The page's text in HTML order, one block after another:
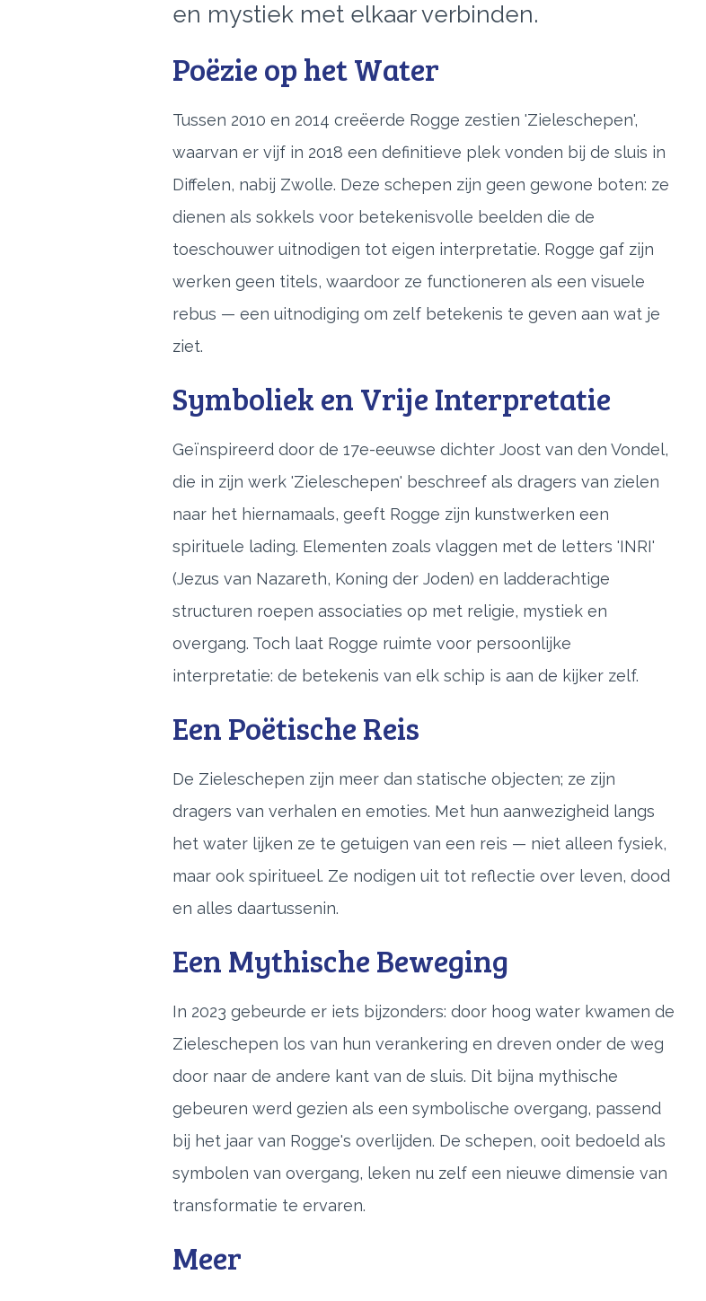
en mystiek met elkaar verbinden.
Poëzie op het Water
Tussen 2010 en 2014 creëerde Rogge zestien 'Zieleschepen',
waarvan er vijf in 2018 een definitieve plek vonden bij de sluis in
Diffelen, nabij Zwolle. Deze schepen zijn geen gewone boten: ze
dienen als sokkels voor betekenisvolle beelden die de
toeschouwer uitnodigen tot eigen interpretatie. Rogge gaf zijn
werken geen titels, waardoor ze functioneren als een visuele
rebus — een uitnodiging om zelf betekenis te geven aan wat je
ziet.
Symboliek en Vrije Interpretatie
Geïnspireerd door de 17e-eeuwse dichter Joost van den Vondel,
die in zijn werk 'Zieleschepen' beschreef als dragers van zielen
naar het hiernamaals, geeft Rogge zijn kunstwerken een
spirituele lading. Elementen zoals vlaggen met de letters 'INRI'
(Jezus van Nazareth, Koning der Joden) en ladderachtige
structuren roepen associaties op met religie, mystiek en
overgang. Toch laat Rogge ruimte voor persoonlijke
interpretatie: de betekenis van elk schip is aan de kijker zelf.
Een Poëtische Reis
De Zieleschepen zijn meer dan statische objecten; ze zijn
dragers van verhalen en emoties. Met hun aanwezigheid langs
het water lijken ze te getuigen van een reis — niet alleen fysiek,
maar ook spiritueel. Ze nodigen uit tot reflectie over leven, dood
en alles daartussenin.
Een Mythische Beweging
In 2023 gebeurde er iets bijzonders: door hoog water kwamen de
Zieleschepen los van hun verankering en dreven onder de weg
door naar de andere kant van de sluis. Dit bijna mythische
gebeuren werd gezien als een symbolische overgang, passend
bij het jaar van Rogge's overlijden. De schepen, ooit bedoeld als
symbolen van overgang, leken nu zelf een nieuwe dimensie van
transformatie te ervaren.
Meer